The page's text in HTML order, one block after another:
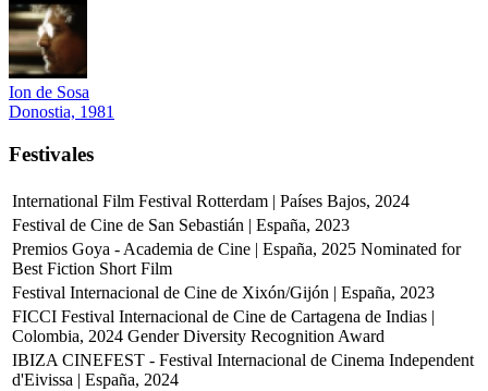
Ion de Sosa
Donostia, 1981
Festivales
International Film Festival Rotterdam | Países Bajos, 2024
Festival de Cine de San Sebastián | España, 2023
Premios Goya - Academia de Cine | España, 2025 Nominated for
Best Fiction Short Film
Festival Internacional de Cine de Xixón/Gijón | España, 2023
FICCI Festival Internacional de Cine de Cartagena de Indias |
Colombia, 2024 Gender Diversity Recognition Award
IBIZA CINEFEST - Festival Internacional de Cinema Independent
d'Eivissa | España, 2024